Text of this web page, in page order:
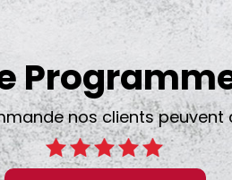
nos clients peuvent